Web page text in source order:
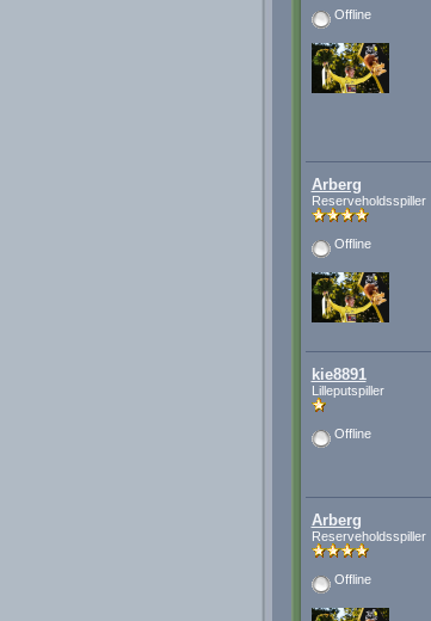
Offline
Arberg
Reserveholdsspiller
Offline
kie8891
Lilleputspiller
Offline
Arberg
Reserveholdsspiller
Offline